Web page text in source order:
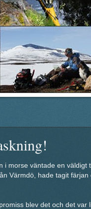
i morse väntade en väldigt
Värmdö, hade tagit
blev det och det var